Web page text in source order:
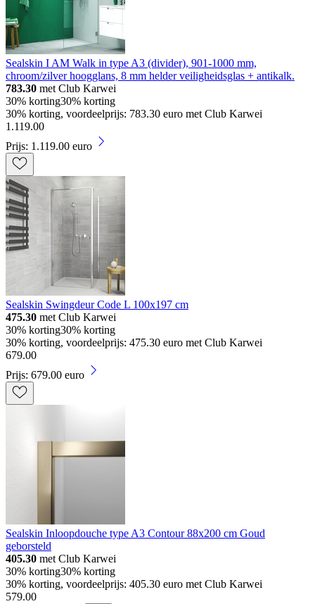
Sealskin I AM Walk in type A3 (divider), 901-1000 mm,
chroom/zilver hoogglans, 8 mm helder veiligheidsglas + antikalk.
783.30 met Club Karwei
30% korting30% korting
30% korting, voordeelprijs: 783.30 euro met Club Karwei
1 .119.00
Prijs: 1.119.00 euro
Sealskin Swingdeur Code L 100x197 cm
475.30 met Club Karwei
30% korting30% korting
30% korting, voordeelprijs: 475.30 euro met Club Karwei
679.00
Prijs: 679.00 euro
Sealskin Inloopdouche type A3 Contour 88x200 cm Goud
geborsteld
405.30 met Club Karwei
30% korting30% korting
30% korting, voordeelprijs: 405.30 euro met Club Karwei
579.00